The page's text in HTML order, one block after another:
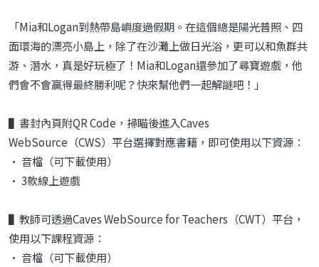
「Mia和Logan到熱帶島嶼度過假期。在這個總是陽光普照、四
面環海的漂亮小島上，除了在沙灘上做日光浴，更可以和魚群共
游、潛水，真是好玩極了！Mia和Logan還參加了尋寶遊戲，他
們會不會贏得最終勝利呢？快來幫他們一起解謎吧！」
▌書封內頁附QR Code，掃瞄後進入Caves
WebSource（CWS）平台選擇對應書籍，即可使用以下資源：
• 音檔（可下載使用）
• 3款線上遊戲
▌教師可透過Caves WebSource for Teachers（CWT）平台，
使用以下課程資源：
• 音檔（可下載使用）